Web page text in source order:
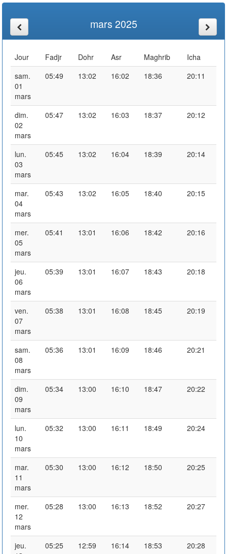
mars 2025
Jour Fadjr Dohr Asr Maghrib
Icha
sam.
01
mars
05:49 13:02 16:02 18:36 20:11
dim.
02
mars
05:47 13:02 16:03 18:37 20:12
lun.
03
mars
05:45 13:02 16:04 18:39 20:14
mar.
04
mars
05:43 13:02 16:05 18:40 20:15
mer.
05
mars
05:41 13:01 16:06 18:42 20:16
jeu.
06
mars
05:39 13:01 16:07 18:43 20:18
ven.
07
mars
05:38 13:01 16:08 18:45 20:19
sam.
08
mars
05:36 13:01 16:09 18:46 20:21
dim.
09
mars
05:34 13:00 16:10 18:47 20:22
lun.
10
mars
05:32 13:00 16:11 18:49 20:24
mar.
11
mars
05:30 13:00 16:12 18:50 20:25
mer.
12
mars
05:28 13:00 16:13 18:52 20:27
jeu.
05:25 12:59 16:14 18:53 20:28